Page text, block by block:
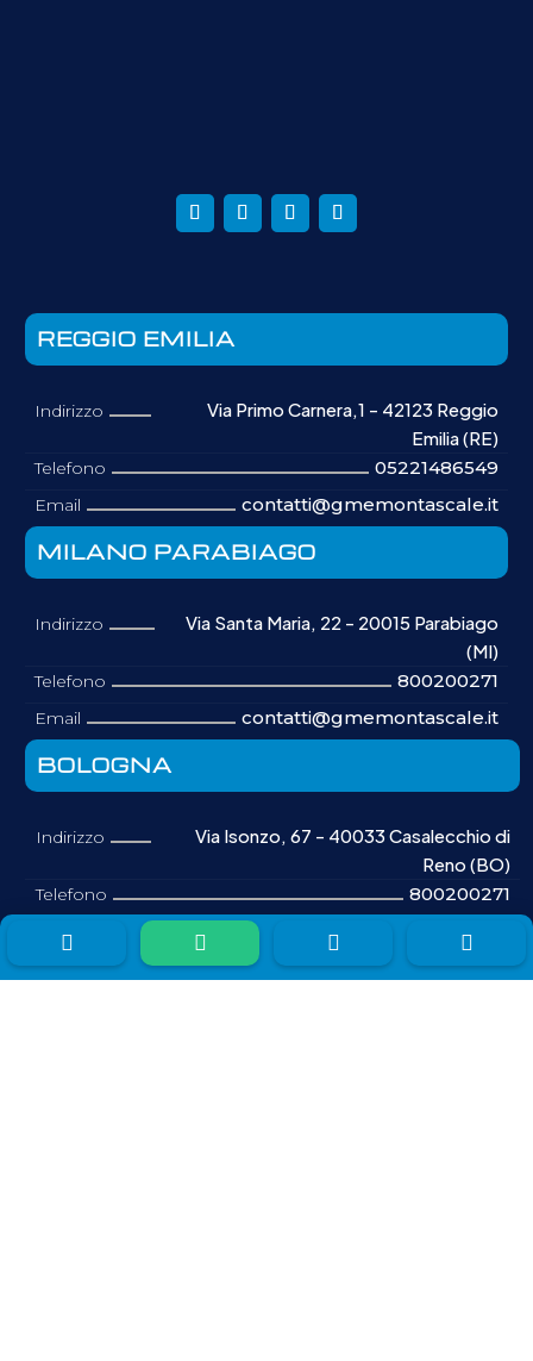
REGGIO EMILIA
Indirizzo
Via Primo Carnera,1 - 42123 Reggio
Emilia (RE)
Telefono 05221486549
Email contatti@gmemontascale.it
MILANO PARABIAGO
Indirizzo
Via Santa Maria, 22 - 20015 Parabiago
(MI)
Telefono 800200271
Email contatti@gmemontascale.it
BOLOGNA
Indirizzo
Via Isonzo, 67 - 40033 Casalecchio di
Reno (BO)
Telefono 800200271
Email contatti@gmemontascale.it
FIRENZE
   